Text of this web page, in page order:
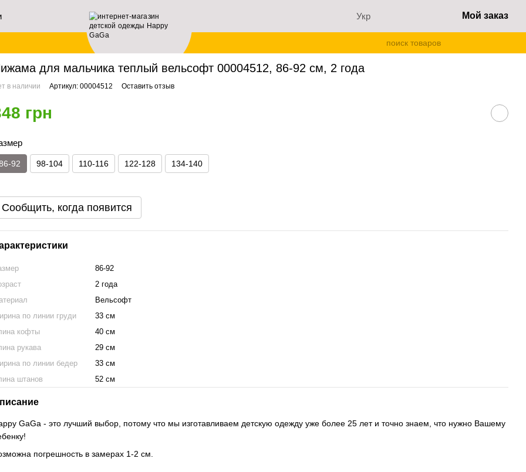
Укр Мой заказ
Пижамы Пижама для мальчика теплый вельсофт 00004512, 86-92 см, 2 года
для мальчика теплый вельсофт 00004512, 86-92 см, 2 года
в наличии Артикул: 00004512 Оставить отзыв
грн
92 98-104 110-116 122-128 134-140
Сообщить, когда появится
86-92
2 года
Вельсофт
по линии груди
33 см
кофты
40 см
рукава
29 см
по линии бедер
33 см
штанов
52 см
GaGa - это лучший выбор, потому что мы изготавливаем детскую одежду уже более 25 лет и точно знаем, что нужно Вашему
погрешность в замерах 1-2 см.